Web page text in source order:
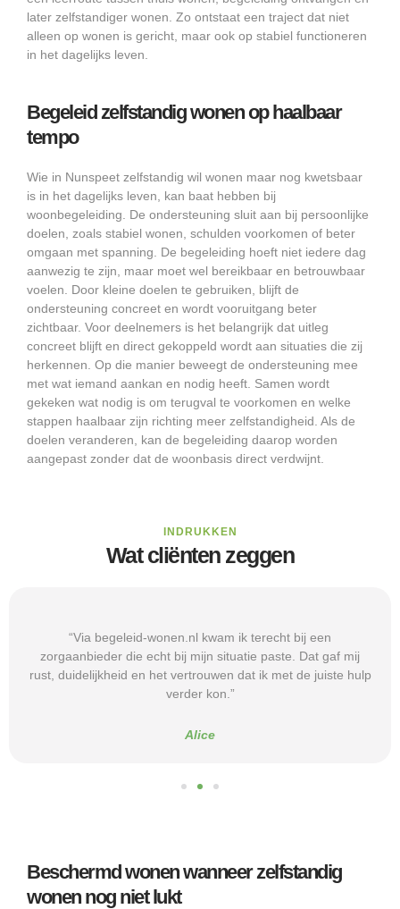
later zelfstandiger wonen. Zo ontstaat een traject dat niet
alleen op wonen is gericht, maar ook op stabiel functioneren
in het dagelijks leven.
Begeleid zelfstandig wonen op haalbaar
tempo
Wie in Nunspeet zelfstandig wil wonen maar nog kwetsbaar
is in het dagelijks leven, kan baat hebben bij
woonbegeleiding. De ondersteuning sluit aan bij persoonlijke
doelen, zoals stabiel wonen, schulden voorkomen of beter
omgaan met spanning. De begeleiding hoeft niet iedere dag
aanwezig te zijn, maar moet wel bereikbaar en betrouwbaar
voelen. Door kleine doelen te gebruiken, blijft de
ondersteuning concreet en wordt vooruitgang beter
zichtbaar. Voor deelnemers is het belangrijk dat uitleg
concreet blijft en direct gekoppeld wordt aan situaties die zij
herkennen. Op die manier beweegt de ondersteuning mee
met wat iemand aankan en nodig heeft. Samen wordt
gekeken wat nodig is om terugval te voorkomen en welke
stappen haalbaar zijn richting meer zelfstandigheid. Als de
doelen veranderen, kan de begeleiding daarop worden
aangepast zonder dat de woonbasis direct verdwijnt.
INDRUKKEN
Wat cliënten zeggen
“Via begeleid-wonen.nl kwam ik terecht bij een
zorgaanbieder die echt bij mijn situatie paste. Dat gaf mij
rust, duidelijkheid en het vertrouwen dat ik met de juiste hulp
verder kon.”
Alice
Beschermd wonen wanneer zelfstandig
wonen nog niet lukt